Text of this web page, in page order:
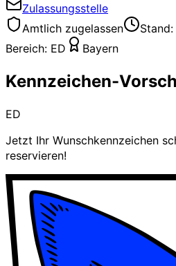
Zulassungsstelle
Amtlich zugelassen
Bereich: ED Bayern
Kennzeichen-
ED
Jetzt Ihr Wunschkennzeichen
reservieren!